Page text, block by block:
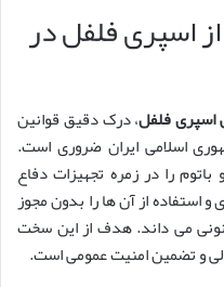
اسپری فلفل در
اسپری فلفل، درک دقیق قوانین
اسلامی ایران ضروری است.
را در زمره تجهیزات دفاع
از آن ها را بدون مجوز
می داند. هدف از این سخت
و تضمین امنیت عمومی است.